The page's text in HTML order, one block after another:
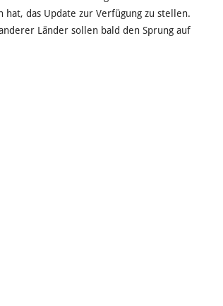
hat, das Update zur Verfügung zu stellen.
Länder sollen bald den Sprung auf